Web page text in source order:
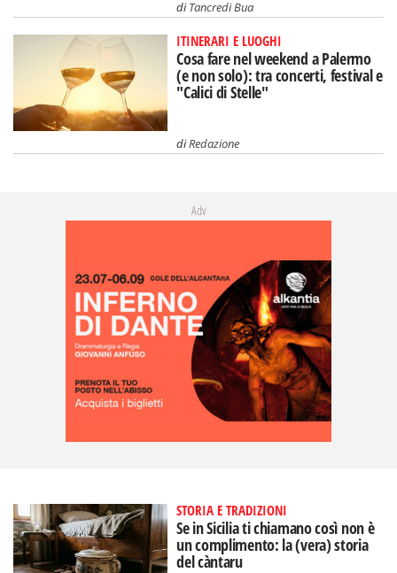
diTancredi Bua
ITINERARI E LUOGHI
Cosa fare nel weekend a Palermo
(e non solo): tra concerti, festival e
"Calici di Stelle"
diRedazione
Adv
STORIA E TRADIZIONI
Se in Sicilia ti chiamano così non è
un complimento: la (vera) storia
del càntaru